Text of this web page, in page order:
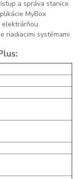
a správa stanice
MyBox
elektrárňou
riadiacimi systémami